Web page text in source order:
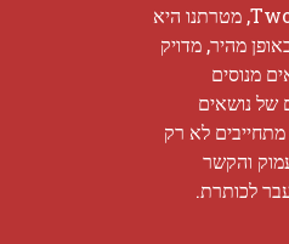
שלכם לכל מה שקורה בעולם היום. ב Twoday, מטרתנו היא
מהיר, מדויק
מנוסים
של נושאים
מתחייבים לא רק
והקשר
לכותרת.